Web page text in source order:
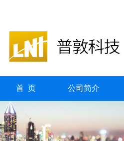
首 页 公司简介